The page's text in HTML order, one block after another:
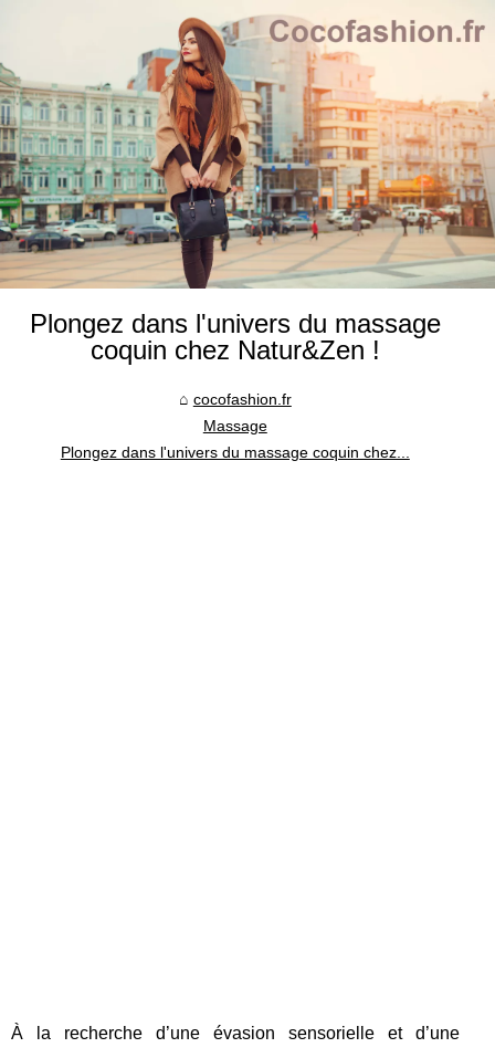
Plongez dans l'univers du massage
coquin chez Natur&Zen !
cocofashion.fr
Massage
Plongez dans l'univers du massage coquin chez...
À la recherche d’une évasion sensorielle et d’une